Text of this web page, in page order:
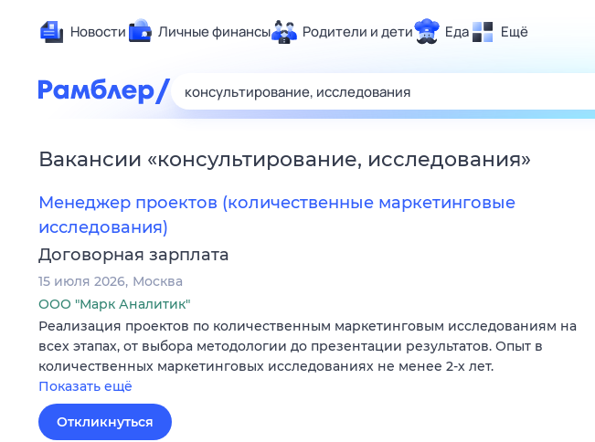
Новости Личные финансы Родители и дети Еда Ещё
Здоровье
Развлечения и отдых
Спорт
Карьера
Гороскопы
Вакансии «консультирование, исследования»
Менеджер проектов (количественные маркетинговые
исследования)
Договорная зарплата
15 июля 2026 Москва
ООО "Марк Аналитик"
Реализация проектов по количественным маркетинговым исследованиям на
всех этапах, от выбора методологии до презентации результатов. Опыт в
количественных маркетинговых исследованиях не менее 2-х лет.
Показать ещё
Откликнуться